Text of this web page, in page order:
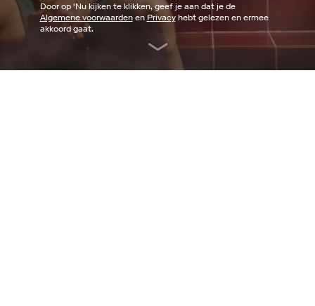
Door op 'Nu kijkente klikken, geef je aan dat je de
Algemene voorwaardenen Privacyhebt gelezen en ermee
akkoord gaat.